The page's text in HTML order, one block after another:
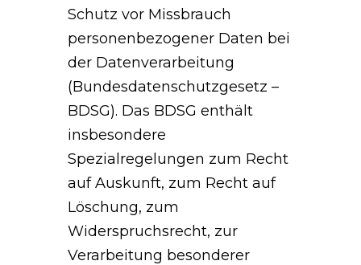
Schutz vor Missbrauch
personenbezogener Daten bei
der Datenverarbeitung
(Bundesdatenschutzgesetz –
BDSG). Das BDSG enthält
insbesondere
Spezialregelungen zum Recht
auf Auskunft, zum Recht auf
Löschung, zum
Widerspruchsrecht, zur
Verarbeitung besonderer